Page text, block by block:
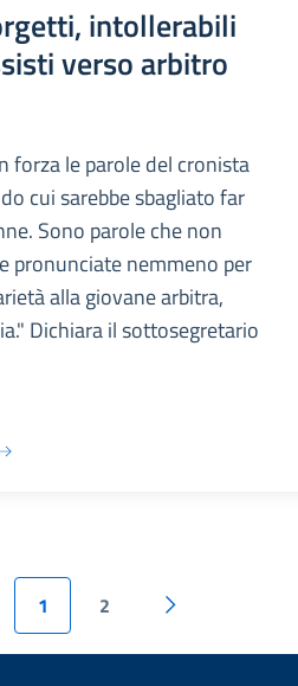
intollerabili
verso arbitro
forza le parole del cronista
cui sarebbe sbagliato far
Sono parole che non
pronunciate nemmeno per
alla giovane arbitra,
Dichiara il sottosegretario
1 2